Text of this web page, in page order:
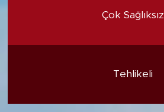
Çok Sağlıksız
Tehlikeli